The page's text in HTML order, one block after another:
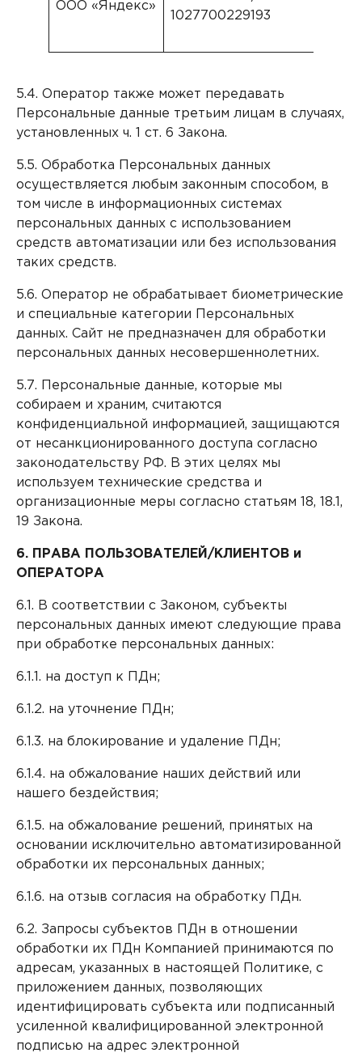
ООО «Яндекс»
1027700229193
5.4. Оператор также может передавать
Персональные данные третьим лицам в случаях,
установленных ч. 1 ст. 6 Закона.
5.5. Обработка Персональных данных
осуществляется любым законным способом, в
том числе в информационных системах
персональных данных с использованием
средств автоматизации или без использования
таких средств.
5.6. Оператор не обрабатывает биометрические
и специальные категории Персональных
данных. Сайт не предназначен для обработки
персональных данных несовершеннолетних.
5.7. Персональные данные, которые мы
собираем и храним, считаются
конфиденциальной информацией, защищаются
от несанкционированного доступа согласно
законодательству РФ. В этих целях мы
используем технические средства и
организационные меры согласно статьям 18, 18.1,
19 Закона.
6. ПРАВА ПОЛЬЗОВАТЕЛЕЙ/КЛИЕНТОВ и
ОПЕРАТОРА
6.1. В соответствии с Законом, субъекты
персональных данных имеют следующие права
при обработке персональных данных:
6.1.1. на доступ к ПДн;
6.1.2. на уточнение ПДн;
6.1.3. на блокирование и удаление ПДн;
6.1.4. на обжалование наших действий или
нашего бездействия;
6.1.5. на обжалование решений, принятых на
основании исключительно автоматизированной
обработки их персональных данных;
6.1.6. на отзыв согласия на обработку ПДн.
6.2. Запросы субъектов ПДн в отношении
обработки их ПДн Компанией принимаются по
адресам, указанных в настоящей Политике, с
приложением данных, позволяющих
идентифицировать субъекта или подписанный
усиленной квалифицированной электронной
подписью на адрес электронной